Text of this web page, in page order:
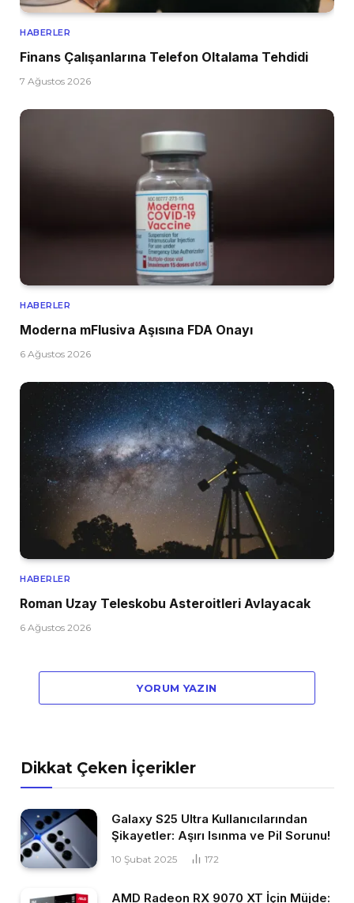
HABERLER
Finans Çalışanlarına Telefon Oltalama Tehdidi
7 Ağustos 2026
HABERLER
Moderna mFlusiva Aşısına FDA Onayı
6 Ağustos 2026
HABERLER
Roman Uzay Teleskobu Asteroitleri Avlayacak
6 Ağustos 2026
YORUM YAZIN
Dikkat Çeken İçerikler
Galaxy S25 Ultra Kullanıcılarından
Şikayetler: Aşırı Isınma ve Pil Sorunu!
10 Şubat 2025 172
AMD Radeon RX 9070 XT İçin Müjde: